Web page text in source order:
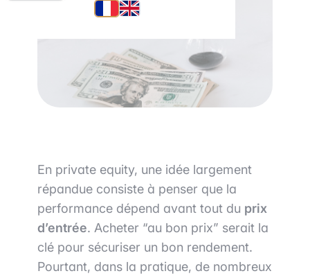
En private equity, une idée largement
répandue consiste à penser que la
performance dépend avant tout du prix
d’entrée. Acheter “au bon prix” serait la
clé pour sécuriser un bon rendement.
Pourtant, dans la pratique, de nombreux